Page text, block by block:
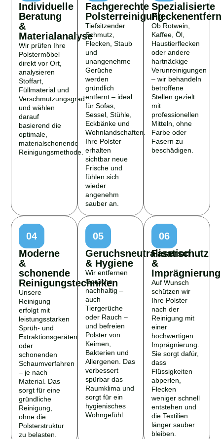
Individuelle
Beratung
&
Materialanalyse
Wir prüfen Ihre
Polstermöbel
direkt vor Ort,
analysieren
Stoffart,
Füllmaterial und
Verschmutzungsgrad
und wählen
darauf
basierend die
optimale,
materialschonende
Reinigungsmethode.
Fachgerechte
Polsterreinigung
Tiefsitzender
Schmutz,
Flecken, Staub
und
unangenehme
Gerüche
werden
gründlich
entfernt – ideal
für Sofas,
Sessel, Stühle,
Eckbänke und
Wohnlandschaften.
Ihre Polster
erhalten
sichtbar neue
Frische und
fühlen sich
wieder
angenehm
sauber an.
Spezialisierte
Ob Rotwein,
Kaffee, Öl,
Haustierflecken
oder andere
hartnäckige
Verunreinigungen
– wir behandeln
betroffene
Stellen gezielt
mit
professionellen
Mitteln, ohne
Farbe oder
Fasern zu
beschädigen.
04
Moderne
&
schonende
Reinigungstechniken
Unsere
Reinigung
erfolgt mit
leistungsstarken
Sprüh- und
Extraktionsgeräten
oder
schonenden
Schaumverfahren
– je nach
Material. Das
sorgt für eine
gründliche
Reinigung,
ohne die
Polsterstruktur
zu belasten.
05
Geruchsneutralisation
& Hygiene
Wir entfernen
Gerüche
nachhaltig –
auch
Tiergerüche
oder Rauch –
und befreien
Polster von
Keimen,
Bakterien und
Allergenen. Das
verbessert
spürbar das
Raumklima und
sorgt für ein
hygienisches
Wohngefühl.
06
Faserschutz
&
Imprägnierung
Auf Wunsch
schützen wir
Ihre Polster
nach der
Reinigung mit
einer
hochwertigen
Imprägnierung.
Sie sorgt dafür,
dass
Flüssigkeiten
abperlen,
Flecken
weniger schnell
entstehen und
die Textilien
länger sauber
bleiben.